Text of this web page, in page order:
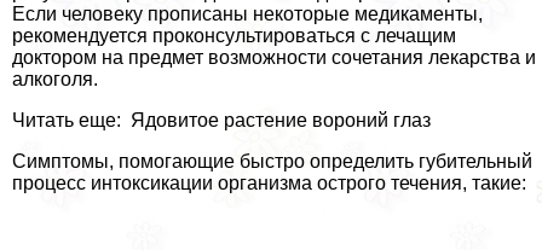
Если человеку прописаны некоторые медикаменты,
рекомендуется проконсультироваться с лечащим
доктором на предмет возможности сочетания лекарства и
алкоголя.
Читать еще: Ядовитое растение вороний глаз
Симптомы, помогающие быстро определить губительный
процесс интоксикации организма острого течения, такие: